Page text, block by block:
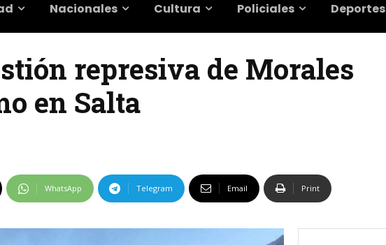
Nacionales Cultura Policiales Deportes
represiva de Morales
en Salta
WhatsApp Telegram Email Print